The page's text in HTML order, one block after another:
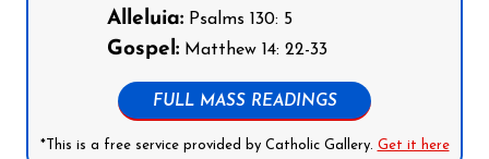
Alleluia: Psalms 130: 5
Gospel: Matthew 14: 22-33
FULL MASS READINGS
*This is a free service provided by Catholic Gallery. Get it here